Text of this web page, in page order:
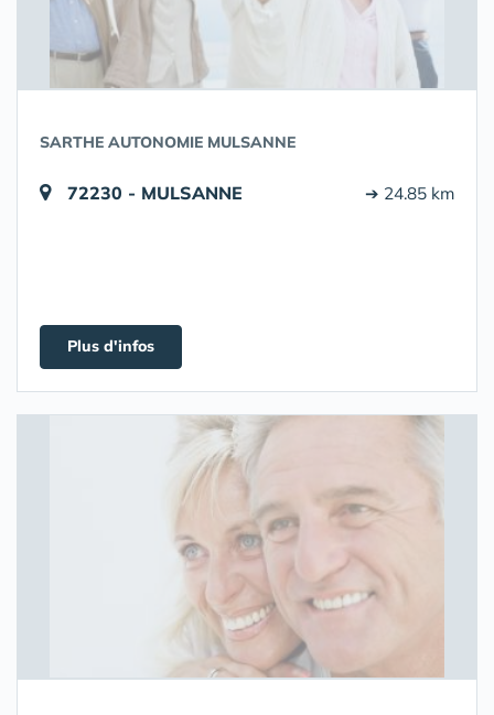
SARTHE AUTONOMIE MULSANNE
72230 - MULSANNE ➔ 24.85 km
Plus d'infos